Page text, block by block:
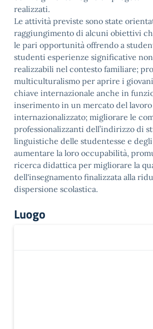
realizzati.
Le attività previste sono state
raggiungimento di alcuni obiettivi
le pari opportunità offrendo a
studenti esperienze significative
realizzabili nel contesto familiare;
multiculturalismo per aprire i
chiave internazionale anche in
inserimento in un mercato del lavoro
internazionalizzato; migliorare le
professionalizzanti dell’indirizzo di
linguistiche delle studentesse e
aumentare la loro occupabilità,
ricerca didattica per migliorare la
dell'insegnamento finalizzata alla
dispersione scolastica.
Luogo